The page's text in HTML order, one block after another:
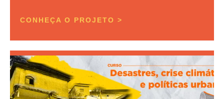
CONHEÇA O PROJETO >